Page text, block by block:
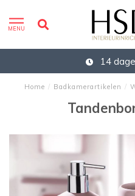
MENU
14
Home / Badkamerartikelen /